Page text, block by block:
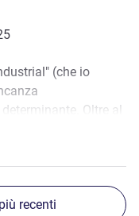
(che io
Oltre al
dalla testa ai piedi
mi è stato detto
la riconsegna (che
stato costretto a
recenti